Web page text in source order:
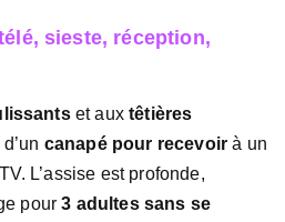
sieste, réception,
et auxtêtières
canapé pour recevoir à un
L’assise est profonde,
pour3 adultes sans se